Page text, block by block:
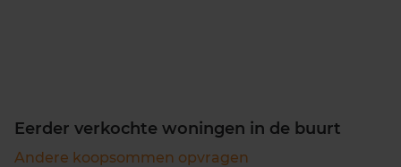
Eerder verkochte woningen in de buurt
Andere koopsommen opvragen